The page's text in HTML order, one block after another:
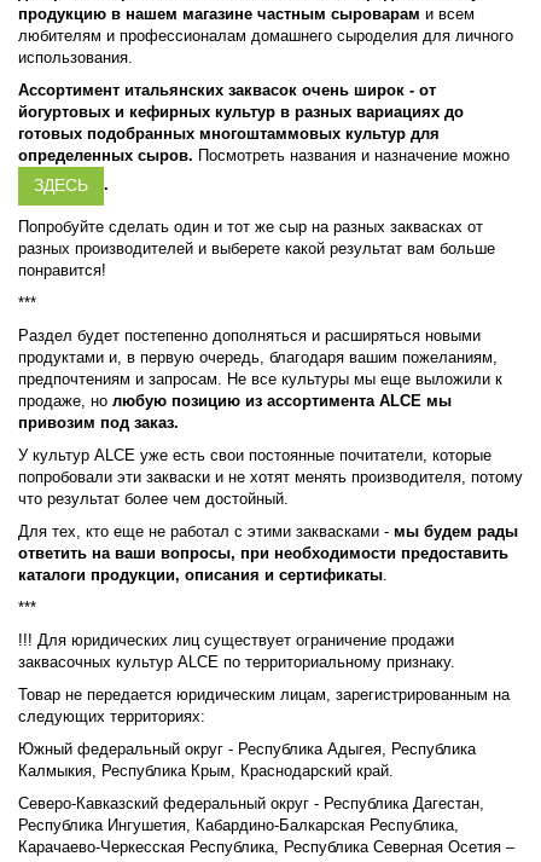
продукцию в нашем магазине частным сыроварам и всем
любителям и профессионалам домашнего сыроделия для личного
использования.
Ассортимент итальянских заквасок очень широк - от
йогуртовых и кефирных культур в разных вариациях до
готовых подобранных многоштаммовых культур для
определенных сыров. Посмотреть названия и назначение можно
ЗДЕСЬ .
Попробуйте сделать один и тот же сыр на разных заквасках от
разных производителей и выберете какой результат вам больше
понравится!
***
Раздел будет постепенно дополняться и расширяться новыми
продуктами и, в первую очередь, благодаря вашим пожеланиям,
предпочтениям и запросам. Не все культуры мы еще выложили к
продаже, но любую позицию из ассортимента ALCE мы
привозим под заказ.
У культур ALCE уже есть свои постоянные почитатели, которые
попробовали эти закваски и не хотят менять производителя, потому
что результат более чем достойный.
Для тех, кто еще не работал с этими заквасками - мы будем рады
ответить на ваши вопросы, при необходимости предоставить
каталоги продукции, описания и сертификаты.
***
!!! Для юридических лиц существует ограничение продажи
заквасочных культур ALCE по территориальному признаку.
Товар не передается юридическим лицам, зарегистрированным на
следующих территориях:
Южный федеральный округ - Республика Адыгея, Республика
Калмыкия, Республика Крым, Краснодарский край.
Северо-Кавказский федеральный округ - Республика Дагестан,
Республика Ингушетия, Кабардино-Балкарская Республика,
Карачаево-Черкесская Республика, Республика Северная Осетия –